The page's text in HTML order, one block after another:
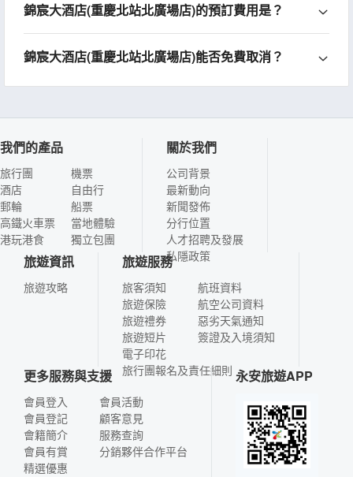
錦宸大酒店(重慶北站北廣場店)的預訂費用是？
錦宸大酒店(重慶北站北廣場店)能否免費取消？
我們的產品
旅行團
酒店
郵輪
高鐵火車票
港玩港食
機票
自由行
船票
當地體驗
獨立包團
關於我們
公司背景
最新動向
新聞發佈
分行位置
人才招聘及發展
私隱政策
旅遊資訊
旅遊攻略
旅遊服務
旅客須知
旅遊保險
旅遊禮券
旅遊短片
電子印花
航班資料
航空公司資料
惡劣天氣通知
簽證及入境須知
旅行團報名及責任細則
更多服務與支援
會員登入
會員登記
會籍簡介
會員有賞
精選優惠
會員活動
顧客意見
服務查詢
分銷夥伴合作平台
永安旅遊APP